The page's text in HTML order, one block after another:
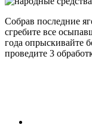
Собрав последние
сгребите все
года опрыскивайте
проведите 3